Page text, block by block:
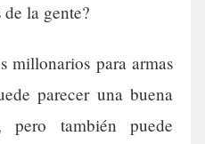
de la gente?
millonarios para armas
parecer una buena
pero también puede